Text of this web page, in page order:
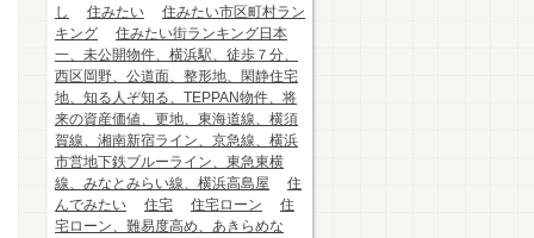
し
住みたい
住みたい市区町村ラン
キング
住みたい街ランキング日本
一、未公開物件、横浜駅、徒歩７分、
西区岡野、公道面、整形地、閑静住宅
地、知る人ぞ知る、TEPPAN物件、将
来の資産価値、更地、東海道線、横須
賀線、湘南新宿ライン、京急線、横浜
市営地下鉄ブルーライン、東急東横
線、みなとみらい線、横浜高島屋
住
んでみたい
住宅 住宅ローン
住
宅ローン、難易度高め、あきらめな